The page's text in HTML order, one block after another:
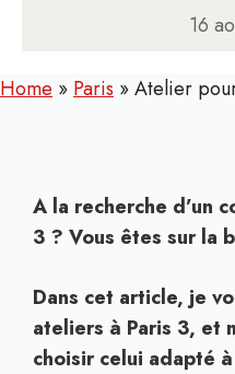
16
Home » Paris »Atelier
A la recherche d’un
3 ? Vous êtes sur la
Dans cet article, je
ateliers à Paris 3, et
choisir celui adapté